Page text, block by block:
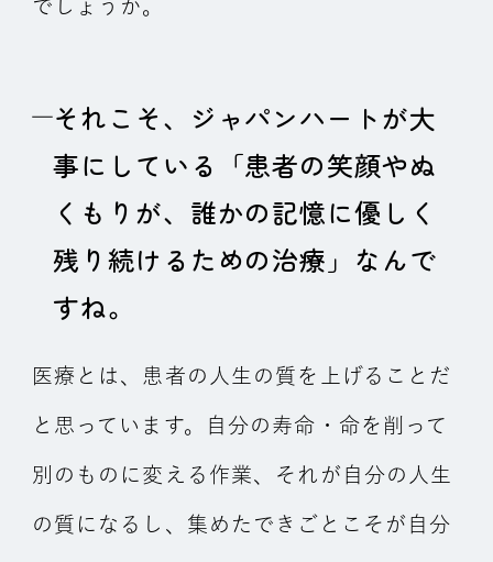
でしょうか。
それこそ、ジャパンハートが大
事にしている「患者の笑顔やぬ
くもりが、誰かの記憶に優しく
残り続けるための治療」なんで
すね。
医療とは、患者の人生の質を上げることだ
と思っています。自分の寿命・命を削って
別のものに変える作業、それが自分の人生
の質になるし、集めたできごとこそが自分